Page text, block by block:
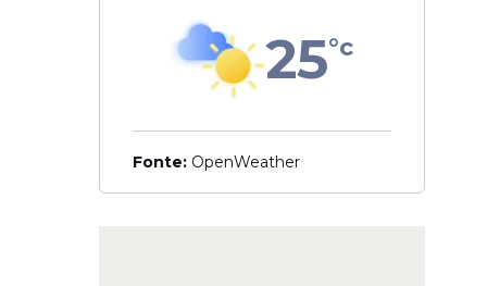
25°c
Fonte: OpenWeather